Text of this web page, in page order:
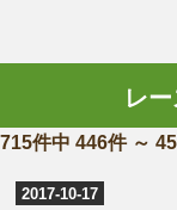
レ
715件中 446件 ～
2017-10-17